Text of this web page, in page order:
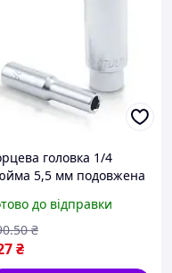
головка 1/4
5,5 мм подовжена
хромо-ванадієвою сталі
до відправки
₴
.50 ₴